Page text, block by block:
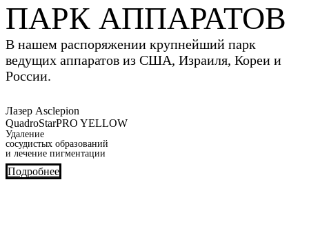
ПАРК АППАРАТОВ
В нашем распоряжении крупнейший парк
ведущих аппаратов из США, Израиля, Кореи и
России.
Лазер Asclepion
QuadroStarPRO YELLOW
Удаление
сосудистых образований
и лечение пигментации
Подробнее